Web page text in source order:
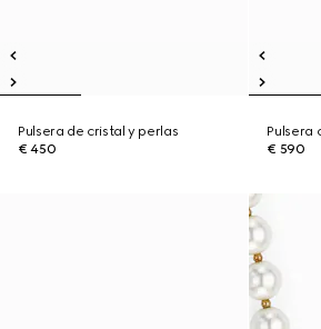
Pulsera de cristal y perlas
€ 450
Pulsera
€ 590